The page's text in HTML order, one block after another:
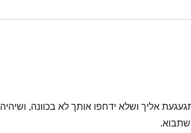
אליך ושלא ידחפו אותך לא בכוונה, ושיהיה
שתבוא.